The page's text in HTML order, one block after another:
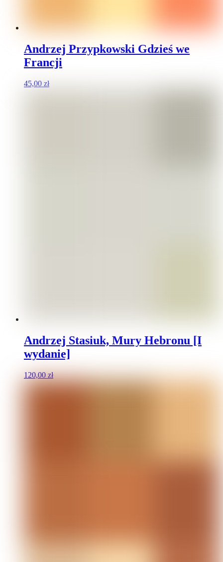
Andrzej Przypkowski Gdzieś we
Francji
45,00 zł
Andrzej Stasiuk, Mury Hebronu [I
wydanie]
120,00zł